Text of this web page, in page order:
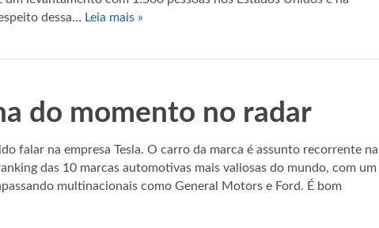
dessa… Leia mais »
do momento no radar
falar na empresa Tesla. O carro da marca é assunto recorrente na
das 10 marcas automotivas mais valiosas do mundo, com um
multinacionais como General Motors e Ford. É bom